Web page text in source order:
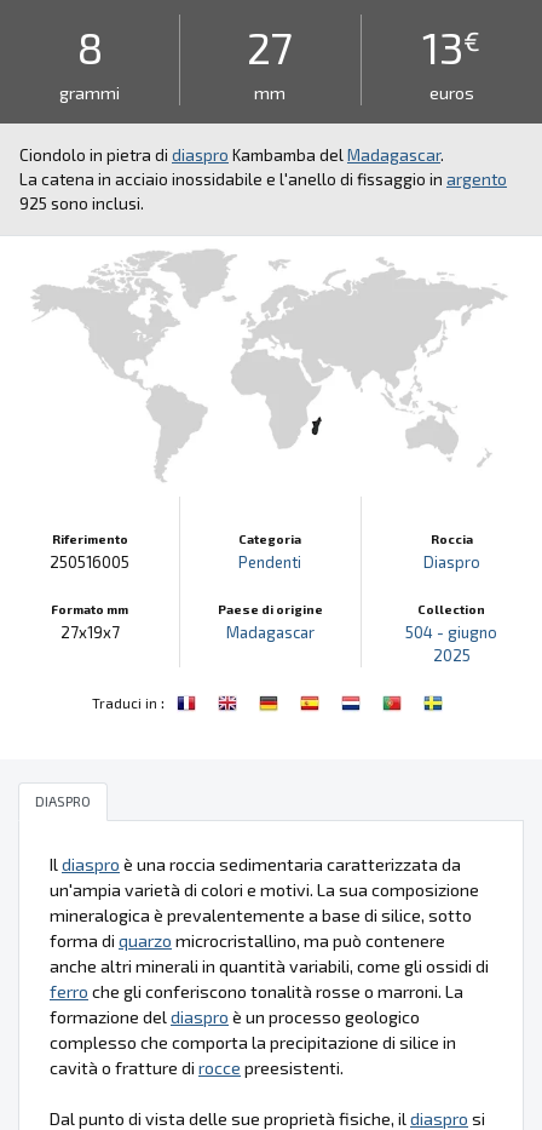
8
grammi
27
mm
13€
euros
Ciondolo in pietra di diaspro Kambamba del Madagascar.
La catena in acciaio inossidabile e l'anello di fissaggio in argento
925 sono inclusi.
Riferimento
250516005
Formato mm
27x19x7
Categoria
Pendenti
Paese di origine
Madagascar
Roccia
Diaspro
Collection
504 - giugno
2025
Traduci in :
DIASPRO
Il diaspro è una roccia sedimentaria caratterizzata da
un'ampia varietà di colori e motivi. La sua composizione
mineralogica è prevalentemente a base di silice, sotto
forma di quarzo microcristallino, ma può contenere
anche altri minerali in quantità variabili, come gli ossidi di
ferro che gli conferiscono tonalità rosse o marroni. La
formazione del diaspro è un processo geologico
complesso che comporta la precipitazione di silice in
cavità o fratture di rocce preesistenti.
Dal punto di vista delle sue proprietà fisiche, il diaspro si